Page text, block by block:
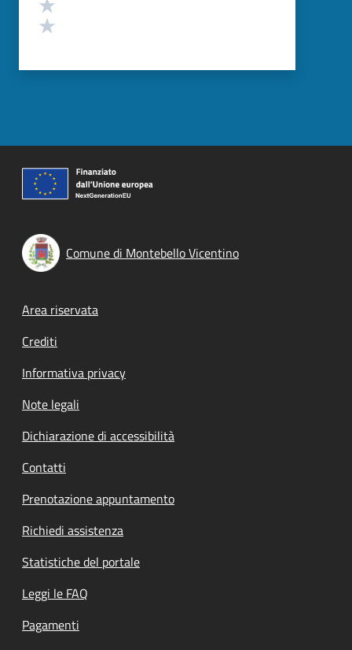
Comune di Montebello Vicentino
Footer menu
Area riservata
Crediti
Informativa privacy
Note legali
Dichiarazione di accessibilità
Contatti
Prenotazione appuntamento
Richiedi assistenza
Statistiche del portale
Leggi le FAQ
Pagamenti